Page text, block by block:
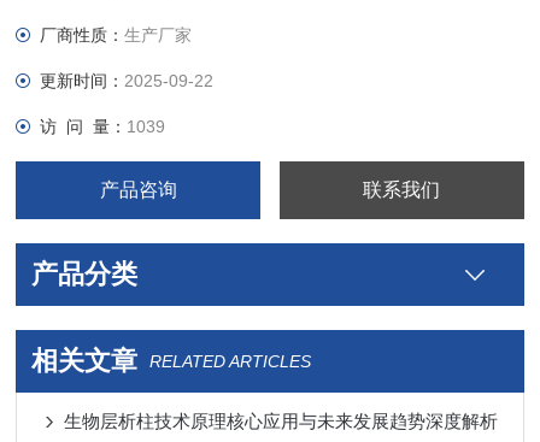
厂商性质：生产厂家
更新时间： 2025-09-22
访 问 量： 1039
产品咨询 联系我们
产品分类
相关文章 RELATED ARTICLES
生物层析柱技术原理核心应用与未来发展趋势深度解析